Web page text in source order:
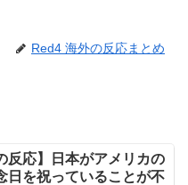
Red4 海外の反応まとめ
反応】日本がアメリカの
日を祝っていることが不